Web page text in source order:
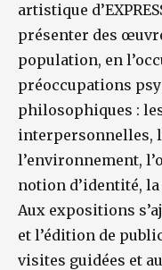
artistique
présenter des
population, en
préoccupations
philosophiques :
interpersonnelles,
l’environnement,
notion d’identité,
Aux expositions
et l’édition de
visites guidées et